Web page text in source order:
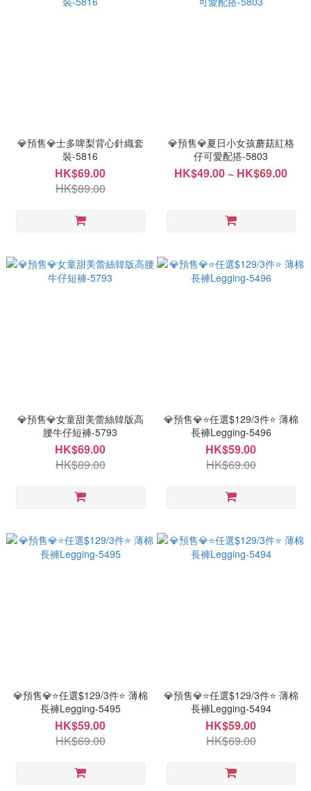
💎預售💎士多啤梨背心針織套
裝-5816
HK$69.00
HK$89.00
💎預售💎夏日小女孩蘑菇紅格
仔可愛配搭-5803
HK$49.00 ~ HK$69.00
💎預售💎女童甜美蕾絲韓版高
腰牛仔短褲-5793
HK$69.00
HK$89.00
💎預售💎⭐任選$129/3件⭐ 薄棉
長褲Legging-5496
HK$59.00
HK$69.00
💎預售💎⭐任選$129/3件⭐ 薄棉
長褲Legging-5495
HK$59.00
HK$69.00
💎預售💎⭐任選$129/3件⭐ 薄棉
長褲Legging-5494
HK$59.00
HK$69.00